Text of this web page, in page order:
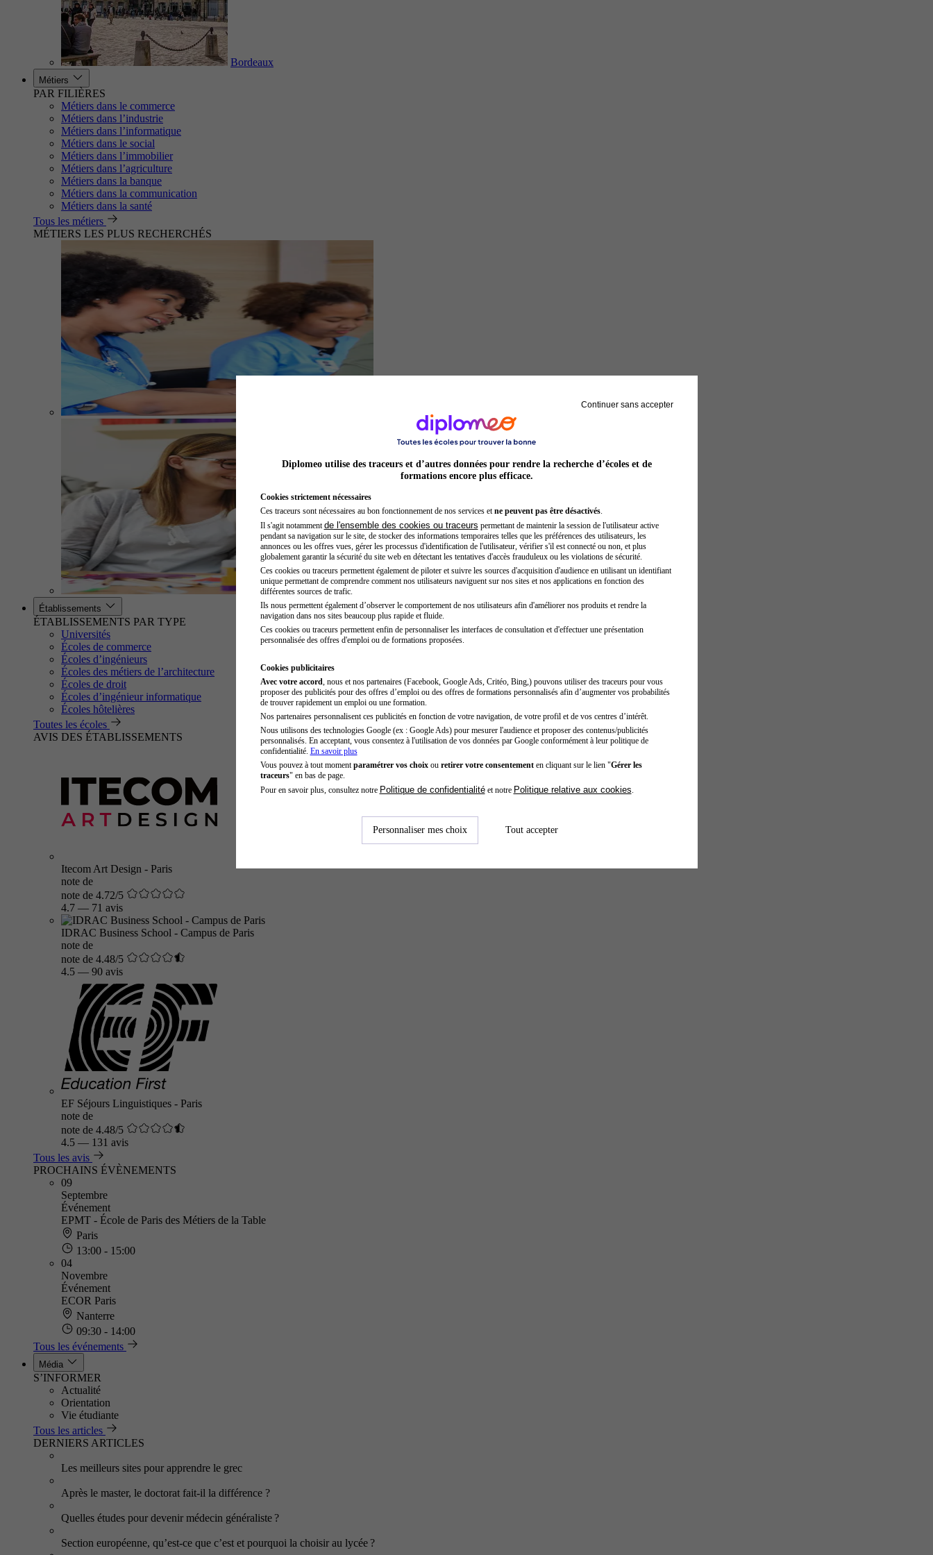
Bordeaux
Métiers
PAR FILIÈRES
Métiers dans le commerce
Métiers dans l’industrie
Métiers dans l’informatique
Métiers dans le social
Métiers dans l’immobilier
Métiers dans l’agriculture
Métiers dans la banque
Métiers dans la communication
Métiers dans la santé
Tous les métiers
MÉTIERS LES PLUS RECHERCHÉS
Secrétaire médicale
Établissements
ÉTABLISSEMENTS PAR TYPE
Universités
Écoles de commerce
Écoles d’ingénieurs
Écoles des métiers de l’architecture
Écoles de droit
Écoles d’ingénieur informatique
Écoles hôtelières
Toutes les écoles
AVIS DES ÉTABLISSEMENTS
Itecom Art Design - Paris
note de
note de 4.72/5
4.7 — 71 avis
IDRAC Business School - Campus de Paris
note de
note de 4.48/5
4.5 — 90 avis
EF Séjours Linguistiques - Paris
note de
note de 4.48/5
4.5 — 131 avis
Tous les avis
PROCHAINS ÉVÈNEMENTS
09
Septembre
Événement
EPMT - École de Paris des Métiers de la Table
Paris
13:00 - 15:00
04
Novembre
Événement
ECOR Paris
Nanterre
09:30 - 14:00
Tous les événements
Média
S’INFORMER
Actualité
Orientation
Vie étudiante
Tous les articles
DERNIERS ARTICLES
Les meilleurs sites pour apprendre le grec
Après le master, le doctorat fait-il la différence ?
Quelles études pour devenir médecin généraliste ?
Section européenne, qu’est-ce que c’est et pourquoi la choisir au lycée ?
Continuer sans accepter
Diplomeo utilise des traceurs et d’autres données pour rendre la recherche d’écoles et de
formations encore plus efficace.
Cookies strictement nécessaires
Ces traceurs sont nécessaires au bon fonctionnement de nos services et ne peuvent pas être désactivés.
Il s'agit notamment de l'ensemble des cookies ou traceurs permettant de maintenir la session de l'utilisateur active
pendant sa navigation sur le site, de stocker des informations temporaires telles que les préférences des utilisateurs, les
annonces ou les offres vues, gérer les processus d'identification de l'utilisateur, vérifier s'il est connecté ou non, et plus
globalement garantir la sécurité du site web en détectant les tentatives d'accès frauduleux ou les violations de sécurité.
Ces cookies ou traceurs permettent également de piloter et suivre les sources d'acquisition d'audience en utilisant un identifiant
unique permettant de comprendre comment nos utilisateurs naviguent sur nos sites et nos applications en fonction des
différentes sources de trafic.
Ils nous permettent également d’observer le comportement de nos utilisateurs afin d'améliorer nos produits et rendre la
navigation dans nos sites beaucoup plus rapide et fluide.
Ces cookies ou traceurs permettent enfin de personnaliser les interfaces de consultation et d'effectuer une présentation
personnalisée des offres d'emploi ou de formations proposées.
Cookies publicitaires
Avec votre accord , nous et nos partenaires (Facebook, Google Ads, Critéo, Bing,) pouvons utiliser des traceurs pour vous
proposer des publicités pour des offres d’emploi ou des offres de formations personnalisés afin d’augmenter vos probabilités
de trouver rapidement un emploi ou une formation.
Nos partenaires personnalisent ces publicités en fonction de votre navigation, de votre profil et de vos centres d’intérêt.
Nous utilisons des technologies Google (ex : Google Ads) pour mesurer l'audience et proposer des contenus/publicités
personnalisés. En acceptant, vous consentez à l'utilisation de vos données par Google conformément à leur politique de
confidentialité. En savoir plus
Vous pouvez à tout moment paramétrer vos choixou retirer votre consentementen cliquant sur le lien "Gérer les
traceurs" en bas de page.
Pour en savoir plus, consultez notre Politique de confidentialitéet notre Politique relative aux cookies
Personnaliser mes choix Tout accepter